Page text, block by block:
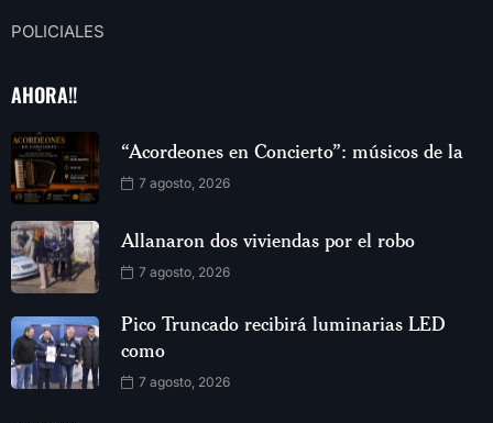
POLICIALES
AHORA!!
“Acordeones en Concierto”: músicos de la
7 agosto, 2026
Allanaron dos viviendas por el robo
7 agosto, 2026
Pico Truncado recibirá luminarias LED
como
7 agosto, 2026